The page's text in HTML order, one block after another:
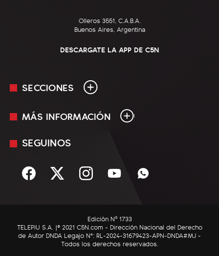
Olleros 3551, C.A.B.A.
Buenos Aires, Argentina
DESCARGATE LA APP DE C5N
SECCIONES
En Vivo
Sociedad
C5N Autos
RatingCero
MÁS INFORMACIÓN
Mediakit
Términos y condiciones
SEGUINOS
Edición Nº 1733
TELEPIU S.A. |© 2021 C5N.com - Dirección Nacional del Derecho
de Autor DNDA Legajo N°: RL-2024-31679423-APN-DNDA#MJ -
Todos los derechos reservados.